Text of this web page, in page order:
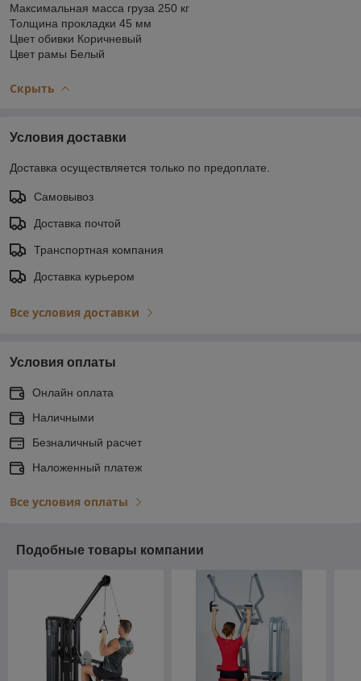
Максимальная масса груза 250 кг
Толщина прокладки 45 мм
Цвет обивки Коричневый
Цвет рамы Белый
Скрыть
Условия доставки
Доставка осуществляется только по предоплате.
Самовывоз
Доставка почтой
Транспортная компания
Доставка курьером
Все условия доставки
Условия оплаты
Онлайн оплата
Наличными
Безналичный расчет
Наложенный платеж
Все условия оплаты
Подобные товары компании